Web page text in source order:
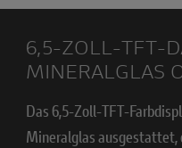
6,5-ZOLL-TFT-
MINERALGLAS
Das 6,5-Zoll-TFT-
Mineralglas ausgestattet,